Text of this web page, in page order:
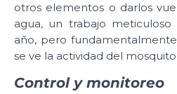
otros elementos o darlos
agua, un trabajo
año, pero
se ve la actividad del
Control y monitoreo